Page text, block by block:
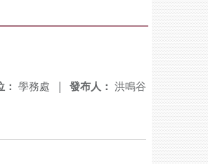
發布人： 洪鳴谷
學務處 |